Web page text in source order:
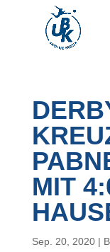
MIT
Sep. 20, 2020|